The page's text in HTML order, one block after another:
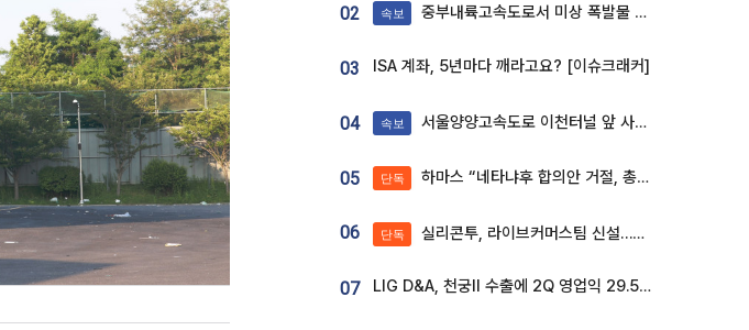
02 속보 중부내륙고속도로서 미상 폭발물 발견
03 ISA 계좌, 5년마다 깨라고요? [이슈크래커]
04 속보 서울양양고속도로 이천터널 앞 사고 발생
05 단독 하마스 “네타냐후 합의안 거절, 총선 앞두고 시간 끌기”
06 단독 실리콘투, 라이브커머스팀 신설…K뷰티 ‘글로벌 판매망’ 확대[K뷰티 라방戰]
07 LIG D&A, 천궁Ⅱ 수출에 2Q 영업익 29.5%↑…수주잔고 24.6조 [종합]